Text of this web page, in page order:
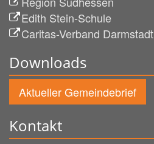
Edith Stein-Schule
Caritas-Verband Darmstadt
Downloads
Aktueller Gemeindebrief
Kontakt